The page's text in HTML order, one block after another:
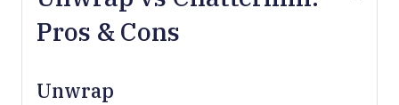
Pros & Cons
Unwrap